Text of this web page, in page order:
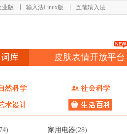
业版 输入法Linux版 五笔输入法
词库 皮肤表情开放平台
家用电器(28)